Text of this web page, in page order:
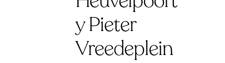
y Pieter
Vreedeplein